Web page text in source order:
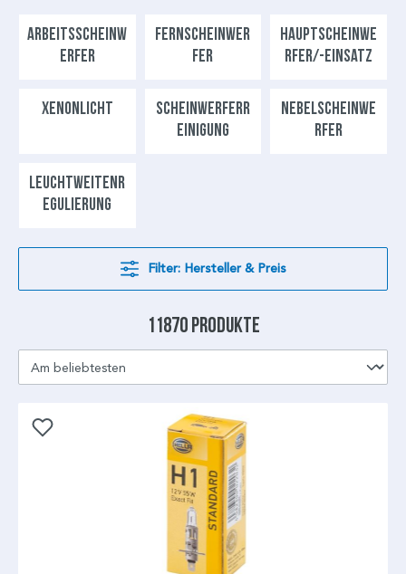
ARBEITSSCHEINW
ERFER
FERNSCHEINWER
FER
HAUPTSCHEINWE
RFER/-EINSATZ
XENONLICHT
SCHEINWERFERR
EINIGUNG
NEBELSCHEINWE
RFER
LEUCHTWEITENR
EGULIERUNG
Filter: Hersteller & Preis
11870 Produkte